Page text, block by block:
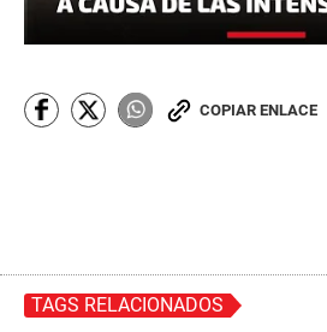
COPIAR ENLACE
TAGS RELACIONADOS